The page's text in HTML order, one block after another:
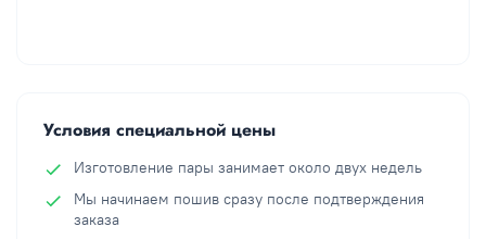
Условия специальной цены
Изготовление пары занимает около двух недель
Мы начинаем пошив сразу после подтверждения
заказа